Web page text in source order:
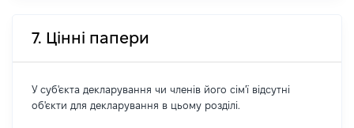
7. Цінні папери
У суб'єкта декларування чи членів його сім'ї відсутні
об'єкти для декларування в цьому розділі.